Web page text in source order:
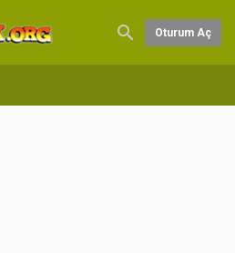
Oturum Aç